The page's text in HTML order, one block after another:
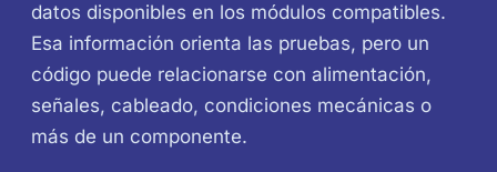
datos disponibles en los módulos compatibles.
Esa información orienta las pruebas, pero un
código puede relacionarse con alimentación,
señales, cableado, condiciones mecánicas o
más de un componente.